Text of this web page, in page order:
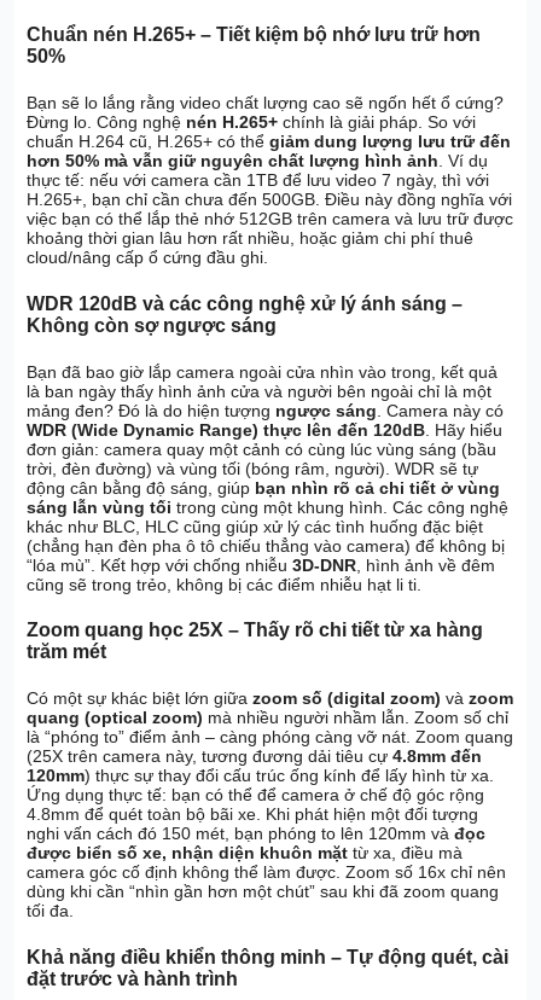
Chuẩn nén H.265+ – Tiết kiệm bộ nhớ lưu trữ hơn
50%
Bạn sẽ lo lắng rằng video chất lượng cao sẽ ngốn hết ổ cứng?
Đừng lo. Công nghệ nén H.265+ chính là giải pháp. So với
chuẩn H.264 cũ, H.265+ có thểgiảm dung lượng lưu trữ đến
hơn 50% mà vẫn giữ nguyên chất lượng hình ảnh. Ví dụ
thực tế: nếu với camera cần 1TB để lưu video 7 ngày, thì với
H.265+, bạn chỉ cần chưa đến 500GB. Điều này đồng nghĩa với
việc bạn có thể lắp thẻ nhớ 512GB trên camera và lưu trữ được
khoảng thời gian lâu hơn rất nhiều, hoặc giảm chi phí thuê
cloud/nâng cấp ổ cứng đầu ghi.
WDR 120dB và các công nghệ xử lý ánh sáng –
Không còn sợ ngược sáng
Bạn đã bao giờ lắp camera ngoài cửa nhìn vào trong, kết quả
là ban ngày thấy hình ảnh cửa và người bên ngoài chỉ là một
mảng đen? Đó là do hiện tượng ngược sáng . Camera này có
WDR (Wide Dynamic Range) thực lên đến 120dB . Hãy hiểu
đơn giản: camera quay một cảnh có cùng lúc vùng sáng (bầu
trời, đèn đường) và vùng tối (bóng râm, người). WDR sẽ tự
động cân bằng độ sáng, giúp bạn nhìn rõ cả chi tiết ở vùng
sáng lẫn vùng tối trong cùng một khung hình. Các công nghệ
khác như BLC, HLC cũng giúp xử lý các tình huống đặc biệt
(chẳng hạn đèn pha ô tô chiếu thẳng vào camera) để không bị
“lóa mù”. Kết hợp với chống nhiễu3D-DNR , hình ảnh về đêm
cũng sẽ trong trẻo, không bị các điểm nhiễu hạt li ti.
Zoom quang học 25X – Thấy rõ chi tiết từ xa hàng
trăm mét
Có một sự khác biệt lớn giữazoom số (digital zoom) vàzoom
quang (optical zoom) mà nhiều người nhầm lẫn. Zoom số chỉ
là “phóng to” điểm ảnh – càng phóng càng vỡ nát. Zoom quang
(25X trên camera này, tương đương dải tiêu cự4.8mm đến
120mm) thực sự thay đổi cấu trúc ống kính để lấy hình từ xa.
Ứng dụng thực tế: bạn có thể để camera ở chế độ góc rộng
4.8mm để quét toàn bộ bãi xe. Khi phát hiện một đối tượng
nghi vấn cách đó 150 mét, bạn phóng to lên 120mm vàđọc
được biển số xe, nhận diện khuôn mặt từ xa, điều mà
camera góc cố định không thể làm được. Zoom số 16x chỉ nên
dùng khi cần “nhìn gần hơn một chút” sau khi đã zoom quang
tối đa.
Khả năng điều khiển thông minh – Tự động quét, cài
đặt trước và hành trình